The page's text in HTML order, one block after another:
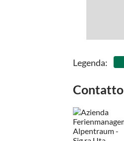
Legenda:
Contatto